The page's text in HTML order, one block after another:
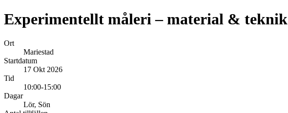
Experimentellt måleri – material & teknik
Ort
Mariestad
Startdatum
17 Okt 2026
Tid
10:00-15:00
Dagar
Lör, Sön